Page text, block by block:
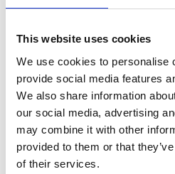
This website uses cookies
We use cookies to personalise
provide social media features
We also share information
our social media, advertising
may combine it with other
provided to them or that
of their services.
nel primo semestre i dieci
Interviste
Repubblica Ceca